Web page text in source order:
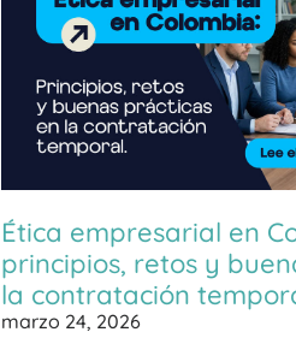
Ética empresarial en
principios, retos y
la contratación
marzo 24, 2026